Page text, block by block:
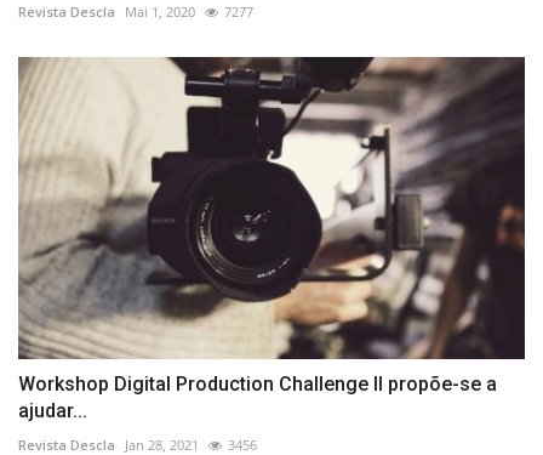
Revista Descla Mai 1, 2020 7277
Workshop Digital Production Challenge II propõe-se a
ajudar...
Revista Descla Jan 28, 2021 3456